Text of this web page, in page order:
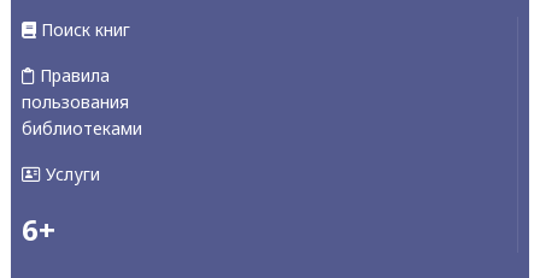
Поиск книг
Правила
пользования
библиотеками
Услуги
6+